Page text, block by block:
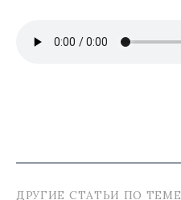
ДРУГИЕ СТАТЬИ ПО ТЕМЕ